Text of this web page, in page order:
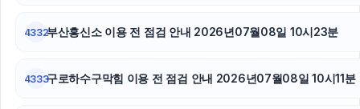
4332부산흥신소 이용 전 점검 안내 2026년07월08일 10시23분
4333구로하수구막힘 이용 전 점검 안내 2026년07월08일 10시11분